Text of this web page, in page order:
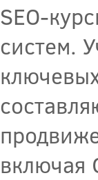
SEO-
систем.
включая